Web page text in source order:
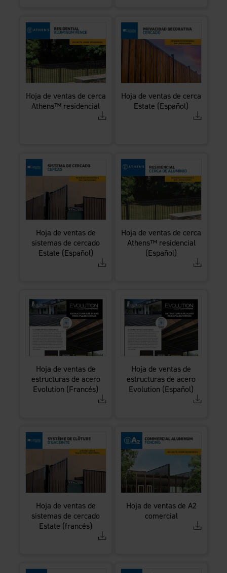
Hoja de ventas de cerca
Athens™ residencial
Hoja de ventas de cerca
Estate (Español)
Hoja de ventas de
sistemas de cercado
Estate (Español)
Hoja de ventas de cerca
Athens™ residencial
(Español)
Hoja de ventas de
estructuras de acero
Evolution (Francés)
Hoja de ventas de
estructuras de acero
Evolution (Español)
Hoja de ventas de
sistemas de cercado
Estate (francés)
Hoja de ventas de A2
comercial